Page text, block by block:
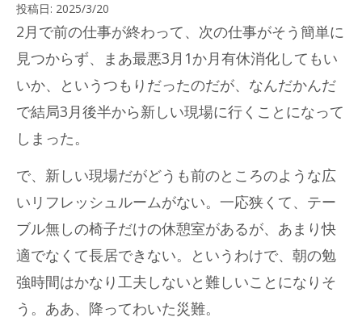
投稿日: 2025/3/20
2月で前の仕事が終わって、次の仕事がそう簡単に
見つからず、まあ最悪3月1か月有休消化してもい
いか、というつもりだったのだが、なんだかんだ
で結局3月後半から新しい現場に行くことになって
しまった。
で、新しい現場だがどうも前のところのような広
いリフレッシュルームがない。一応狭くて、テー
ブル無しの椅子だけの休憩室があるが、あまり快
適でなくて長居できない。というわけで、朝の勉
強時間はかなり工夫しないと難しいことになりそ
う。ああ、降ってわいた災難。